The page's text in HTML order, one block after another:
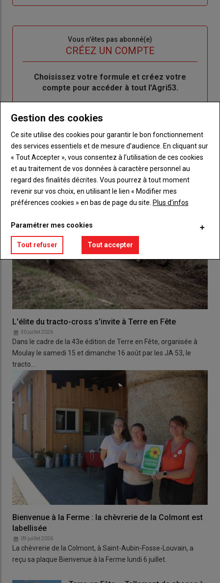
de
me
Vous n'êtes pas abonné(e)
CRÉEZ UN COMPTE
BodyChoisissez votre formule et créez votre
compte pour accéder à tout l'Agri53.
Créez un compte
LES PLUS LUS
L'élite du tracto-cross s'invite à Terre en Fête
30 juillet 2026
Dans le cadre de la 43e édition de Terre en Fête, organisée à
Moulay le samedi 15 et dimanche 16 août par les JA 53, le
tracto…
Bienvenue à la Ferme : la chèvrerie de la Colmont est
labellisée
09 juillet 2026
La chèvrerie de la Colmont, à Saint-Aubin-Fosse-Louvain, a
reçu sa plaque Bienvenue à la Ferme lundi 6 juillet.
Gestion des cookies
Ce site utilise des cookies pour garantir le bon fonctionnement
des services essentiels et de mesure d’audience. En cliquant sur
« Tout Accepter », vous consentez à l’utilisation de ces cookies
et au traitement de vos données à caractère personnel au
regard des finalités décrites. Vous pourrez à tout moment
revenir sur vos choix, en utilisant le lien « Modifier mes
préférences cookies » en bas de page du site. Plus d'infos
Paramétrer mes cookies
Tout refuser Tout accepter